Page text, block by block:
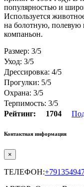
популярностью и
Используется
на болотную, полевую
компаньон.
Размер: 3/5
Уход: 3/5
Дрессировка: 4/5
Прогулки: 5/5
Охрана: 3/5
Терпимость: 3/5
Рейтинг:
1704
Контактная информация
×
ТЕЛЕФОН: